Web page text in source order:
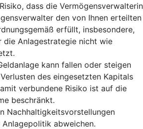
dass die Vermögensverwalterin
den von Ihnen erteilten
erfüllt, insbesondere,
die Anlagestrategie nicht wie
kann fallen oder steigen
des eingesetzten Kapitals
verbundene Risiko ist auf die
beschränkt.
Nachhaltigkeitsvorstellungen
abweichen.